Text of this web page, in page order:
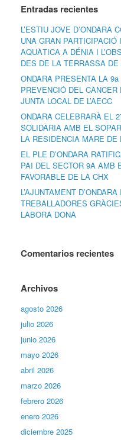
Entradas recientes
L’ESTIU JOVE D’ONDARA
UNA GRAN
AQUÀTICA A DÉNIA I
DES DE LA TERRASSA DE
ONDARA PRESENTA LA
PREVENCIÓ DEL
JUNTA LOCAL DE L’AECC
ONDARA CELEBRARÀ EL
SOLIDÀRIA AMB EL
LA RESIDÈNCIA MARE DE
EL PLE D’ONDARA
PAI DEL SECTOR 9A AMB
FAVORABLE DE LA CHX
L’AJUNTAMENT
TREBALLADORES
LABORA DONA
Comentarios recientes
Archivos
agosto 2026
julio 2026
junio 2026
mayo 2026
abril 2026
marzo 2026
febrero 2026
enero 2026
diciembre 2025